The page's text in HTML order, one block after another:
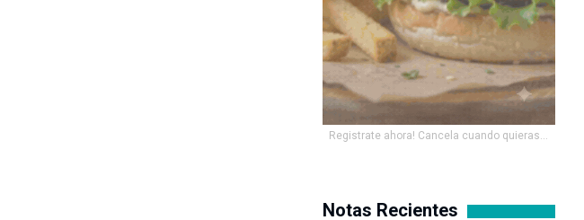
Registrate ahora! Cancela cuando quieras...
Notas Recientes